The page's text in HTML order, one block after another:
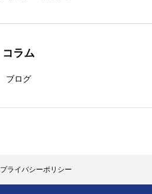
コラム
ブログ
プライバシーポリシー